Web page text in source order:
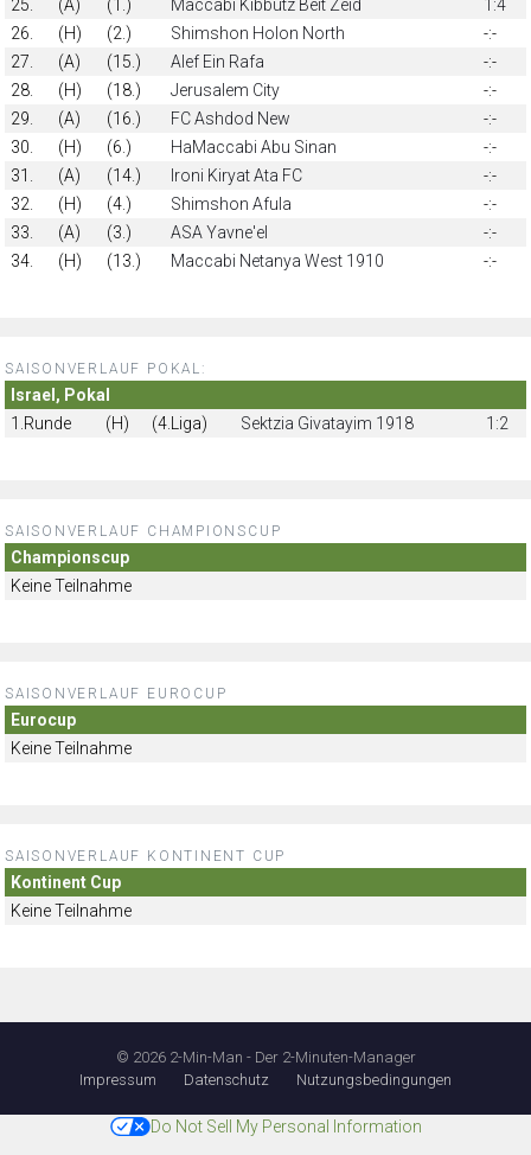
25.
(A) (1.) Maccabi Kibbutz Beit Zeid
1:4
26.
(H) (2.) Shimshon Holon North
-:-
27.
(A) (15.) Alef Ein Rafa
-:-
28.
(H) (18.) Jerusalem City
-:-
29.
(A) (16.) FC Ashdod New
-:-
30.
(H) (6.) HaMaccabi Abu Sinan
-:-
31.
(A) (14.) Ironi Kiryat Ata FC
-:-
32.
(H) (4.) Shimshon Afula
-:-
33.
(A) (3.) ASA Yavne'el
-:-
34.
(H) (13.) Maccabi Netanya West 1910 -:-
SAISONVERLAUF POKAL:
Israel, Pokal
1.Runde
(H) (4.Liga) Sektzia Givatayim 1918 1:2
SAISONVERLAUF CHAMPIONSCUP
Championscup
Keine Teilnahme
SAISONVERLAUF EUROCUP
Eurocup
Keine Teilnahme
SAISONVERLAUF KONTINENT CUP
Kontinent Cup
Keine Teilnahme
© 2026 2-Min-Man - Der 2-Minuten-Manager
Impressum
Datenschutz Nutzungsbedingungen
Do Not Sell My Personal Information